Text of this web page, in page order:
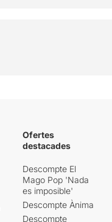
Ofertes
destacades
Descompte El
Mago Pop 'Nada
es imposible'
Descompte Ànima
Descompte